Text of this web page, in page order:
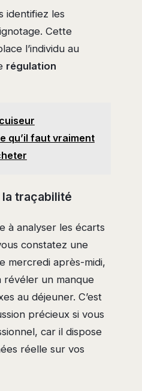
identifiez les
Cette
l’individu au
régulation
qu’il faut vraiment
la traçabilité
à analyser les écarts
constatez une
mercredi après-midi,
un manque
au déjeuner. C’est
précieux si vous
car il dispose
réelle sur vos